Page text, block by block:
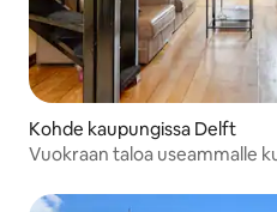
Kohde kaupungissa Delft
Vuokraan taloa useammalle